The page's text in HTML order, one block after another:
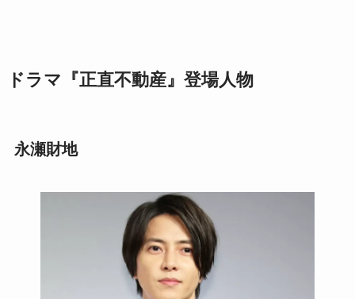
ドラマ『正直不動産』登場人物
永瀬財地